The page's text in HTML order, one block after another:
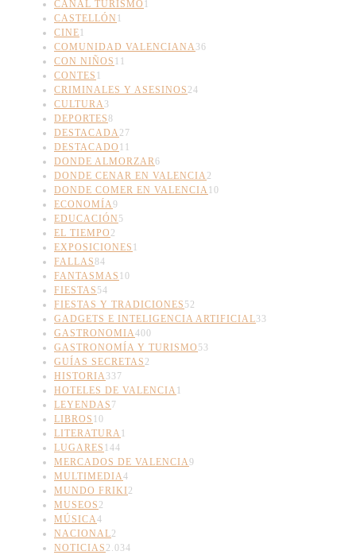
CANAL TURISMO 1
CASTELLÓN 1
CINE1
COMUNIDAD VALENCIANA36
CON NIÑOS 11
CONTES 1
CRIMINALES Y ASESINOS 24
CULTURA3
DEPORTES8
DESTACADA27
DESTACADO 11
DONDE ALMORZAR6
DONDE CENAR EN VALENCIA2
DONDE COMER EN VALENCIA10
ECONOMÍA9
EDUCACIÓN 5
EL TIEMPO 2
EXPOSICIONES 1
FALLAS84
FANTASMAS 10
FIESTAS 54
FIESTAS Y TRADICIONES 52
GADGETS E INTELIGENCIA ARTIFICIAL33
GASTRONOMIA400
GASTRONOMÍA Y TURISMO 53
GUÍAS SECRETAS 2
HISTORIA337
HOTELES DE VALENCIA1
LEYENDAS 7
LIBROS 10
LITERATURA1
LUGARES 144
MERCADOS DE VALENCIA9
MULTIMEDIA4
MUNDO FRIKI2
MUSEOS 2
MÚSICA4
NACIONAL2
NOTICIAS 2.034